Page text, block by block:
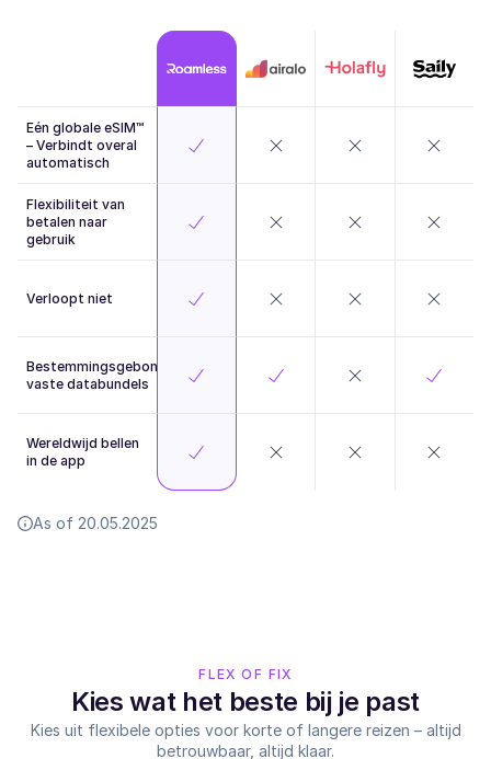
Eén globale eSIM™
– Verbindt overal
automatisch
Flexibiliteit van
betalen naar
gebruik
Verloopt niet
Bestemmingsgebonden
vaste databundels
Wereldwijd bellen
in de app
As of 20.05.2025
FLEX OF FIX
Kies wat het beste bij je past
Kies uit flexibele opties voor korte of langere reizen – altijd
betrouwbaar, altijd klaar.